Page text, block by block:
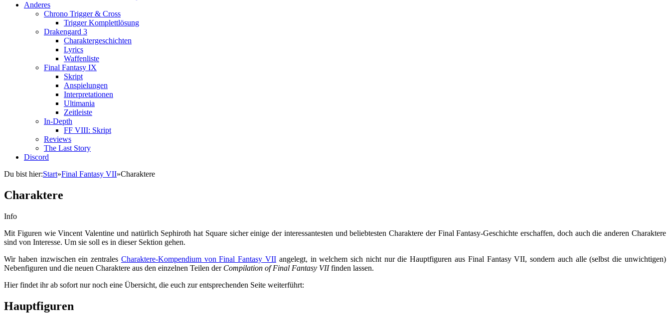
Anderes
Chrono Trigger & Cross
Trigger Komplettlösung
Drakengard 3
Charaktergeschichten
Lyrics
Waffenliste
Final Fantasy IX
Skript
Anspielungen
Interpretationen
Ultimania
Zeitleiste
In-Depth
FF VIII: Skript
Reviews
The Last Story
Discord
Du bist hier:Start»Final Fantasy VII»Charaktere
Charaktere
Info
Mit Figuren wie Vincent Valentine und natürlich Sephiroth hat Square sicher einige der interessantesten und beliebtesten Charaktere der Final Fantasy-Geschichte erschaffen, doch auch die anderen Charaktere
sind von Interesse. Um sie soll es in dieser Sektion gehen.
Wir haben inzwischen ein zentrales Charaktere-Kompendium von Final Fantasy VII angelegt, in welchem sich nicht nur die Hauptfiguren aus Final Fantasy VII, sondern auch alle (selbst die unwichtigen)
Nebenfiguren und die neuen Charaktere aus den einzelnen Teilen der Compilation of Final Fantasy VIIfinden lassen.
Hier findet ihr ab sofort nur noch eine Übersicht, die euch zur entsprechenden Seite weiterführt:
Hauptfiguren